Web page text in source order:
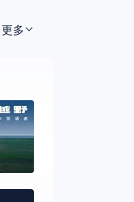
更多